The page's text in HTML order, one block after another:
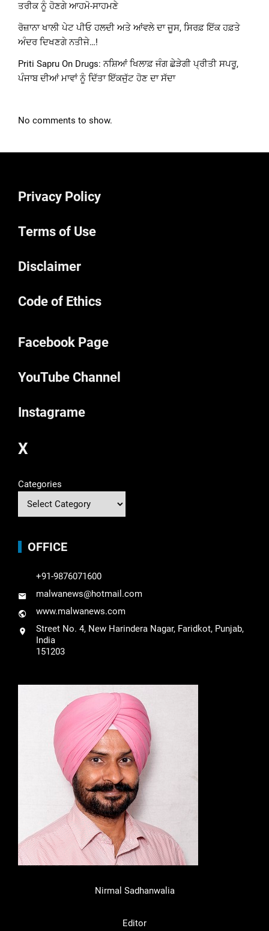
ਤਰੀਕ ਨੂੰ ਹੋਣਗੇ ਆਹਮੋ-ਸਾਹਮਣੇ
ਰੋਜ਼ਾਨਾ ਖਾਲੀ ਪੇਟ ਪੀਓ ਹਲਦੀ ਅਤੇ ਆਂਵਲੇ ਦਾ ਜੂਸ, ਸਿਰਫ਼ ਇੱਕ ਹਫ਼ਤੇ
ਅੰਦਰ ਦਿਖਣਗੇ ਨਤੀਜੇ…!
Priti Sapru On Drugs: ਨਸ਼ਿਆਂ ਖਿਲਾਫ਼ ਜੰਗ ਛੇੜੇਗੀ ਪ੍ਰੀਤੀ ਸਪਰੂ,
ਪੰਜਾਬ ਦੀਆਂ ਮਾਵਾਂ ਨੂੰ ਦਿੱਤਾ ਇੱਕਜੁੱਟ ਹੋਣ ਦਾ ਸੱਦਾ
No comments to show.
Privacy Policy
Terms of Use
Disclaimer
Code of Ethics
Facebook Page
YouTube Channel
Instagrame
X
Categories
OFFICE
+91-9876071600
malwanews@hotmail.com
www.malwanews.com
Street No. 4, New Harindera Nagar, Faridkot, Punjab,
India
151203
Nirmal Sadhanwalia
Editor